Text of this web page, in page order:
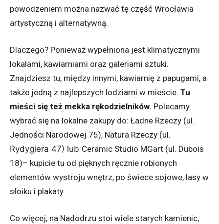
powodzeniem można nazwać tę część Wrocławia
artystyczną i alternatywną.
Dlaczego? Ponieważ wypełniona jest klimatycznymi
lokalami, kawiarniami oraz galeriami sztuki.
Znajdziesz tu, między innymi, kawiarnię z papugami, a
także jedną z najlepszych lodziarni w mieście. Tu
mieści się też mekka rękodzielników. Polecamy
wybrać się na lokalne zakupy do: Ładne Rzeczy (ul.
Jedności Narodowej 75), Natura Rzeczy (ul.
Rydygiera 47) lub Ceramic Studio MGart (ul. Dubois
18)– kupicie tu od pięknych ręcznie robionych
elementów wystroju wnętrz, po świece sojowe, lasy w
słoiku i plakaty.
Co więcej, na Nadodrzu stoi wiele starych kamienic,